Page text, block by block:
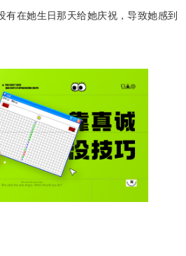
有在她生日那天给她庆祝，导致她感到